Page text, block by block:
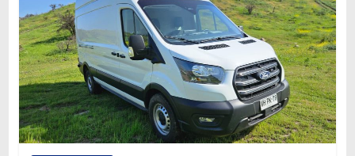
del
mundo
del
transporte